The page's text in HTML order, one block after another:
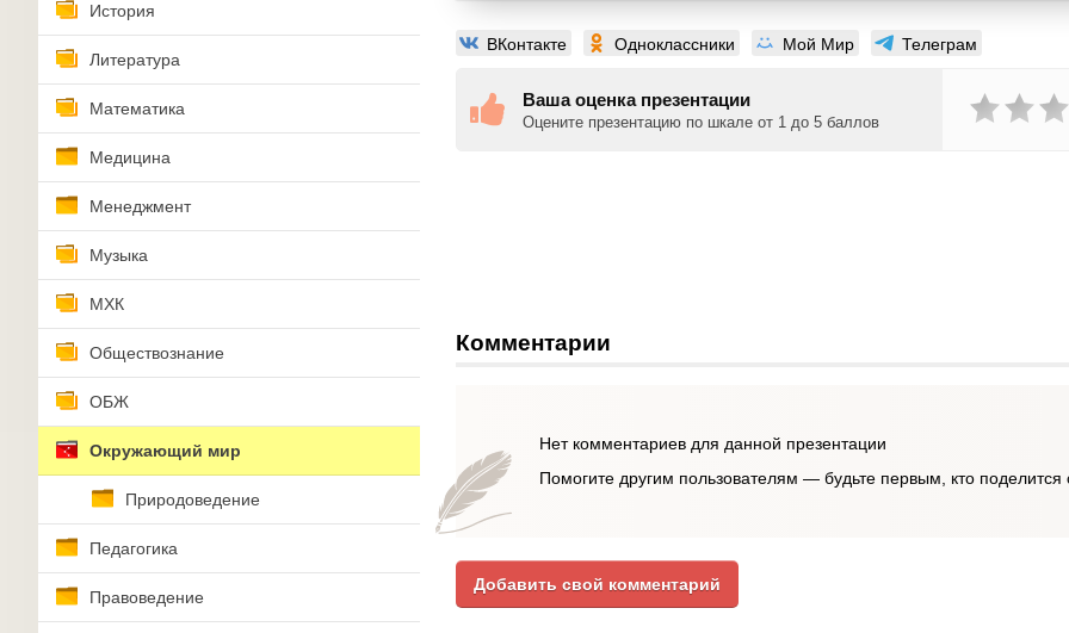
История
Литература
Математика
Медицина
Менеджмент
Музыка
МХК
Обществознание
ОБЖ
Окружающий мир
Природоведение
Педагогика
Правоведение
ВКонтакте Одноклассники Мой Мир Телеграм
Ваша оценка презентации
Оцените презентацию по шкале от 1 до 5 баллов
Комментарии
Нет комментариев для данной презентации
Помогите другим пользователям — будьте первым, кто
Добавить свой комментарий